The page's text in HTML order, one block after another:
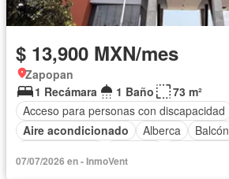
$ 13,900 MXN/mes
Zapopan
1 Recámara
1 Baño
73 m²
Acceso para personas con discapacidad
Aire acondicionado
Alberca Balcón
Estacionamiento
Recámara con closet
07/07/2026 en - InmoVent